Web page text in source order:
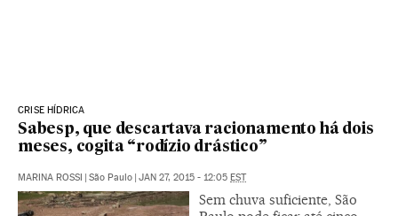
CRISE HÍDRICA
Sabesp, que descartava racionamento há dois
meses, cogita “rodízio drástico”
MARINA ROSSI | São Paulo | JAN 27, 2015 - 12:05 EST
Sem chuva suficiente, São